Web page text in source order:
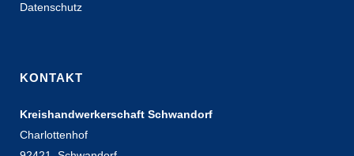
Datenschutz
KONTAKT
Kreishandwerkerschaft Schwandorf
Charlottenhof